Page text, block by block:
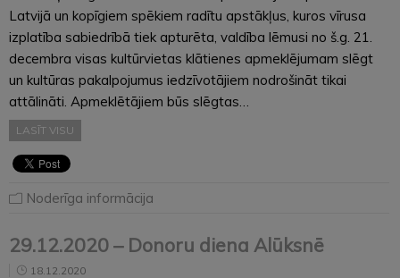
Latvijā un kopīgiem spēkiem radītu apstākļus, kuros vīrusa
izplatība sabiedrībā tiek apturēta, valdība lēmusi no š.g. 21.
decembra visas kultūrvietas klātienes apmeklējumam slēgt
un kultūras pakalpojumus iedzīvotājiem nodrošināt tikai
attālināti. Apmeklētājiem būs slēgtas…
LASĪT VISU
Noderīga informācija
29.12.2020 – Donoru diena Alūksnē
18.12.2020